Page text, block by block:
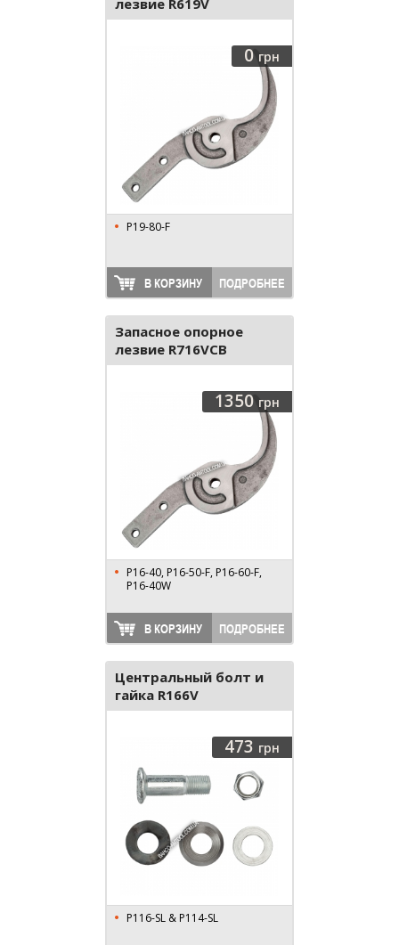
лезвие R619V
0 грн
P19-80-F
В КОРЗИНУ ПОДРОБНЕЕ
Запасное опорное
лезвие R716VCB
1350 грн
P16-40, P16-50-F, P16-60-F,
P16-40W
В КОРЗИНУ ПОДРОБНЕЕ
Центральный болт и
гайка R166V
473 грн
P116-SL & P114-SL